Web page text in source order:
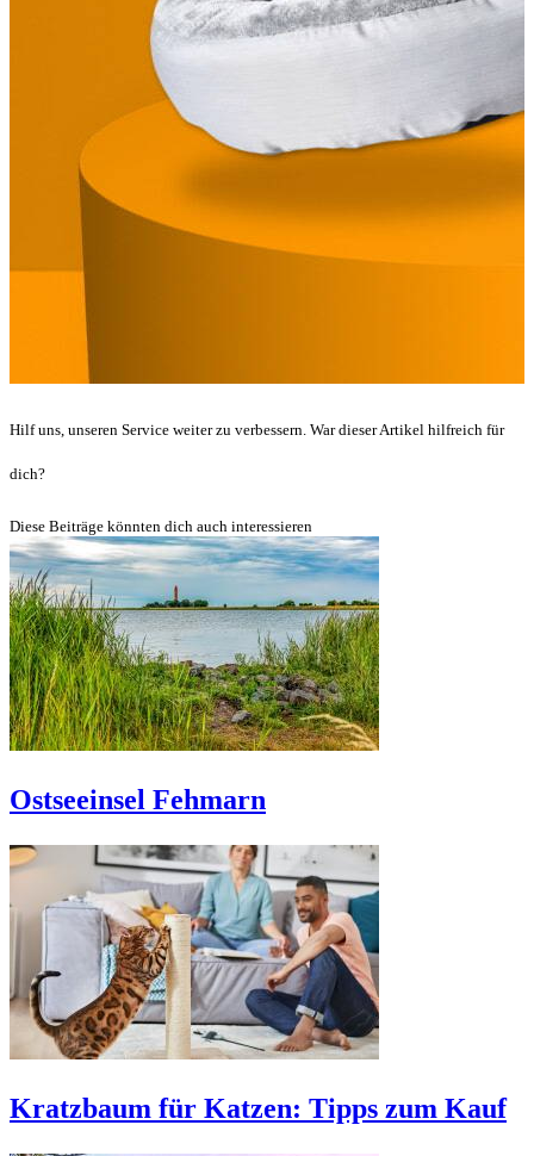
Hilf uns, unseren Service weiter zu verbessern. War dieser Artikel hilfreich für
dich?
Diese Beiträge könnten dich auch interessieren
Ostseeinsel Fehmarn
Kratzbaum für Katzen: Tipps zum Kauf